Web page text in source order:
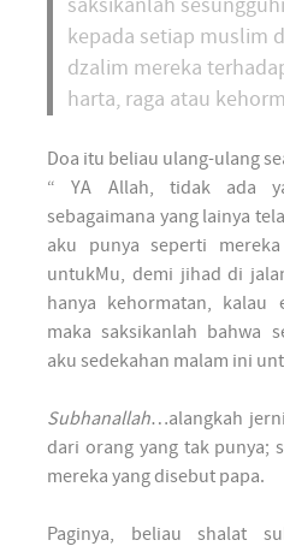
saksikanlah
kepada setiap muslim
dzalim mereka
harta, raga atau
Doa itu beliau ulang-ulang
“ YA Allah, tidak ada
sebagaimana yang lainya
aku punya seperti
untukMu, demi jihad di
hanya kehormatan, kalau
maka saksikanlah bahwa
aku sedekahan malam ini
Subhanallah…alangkah
dari orang yang tak punya;
mereka yang disebut papa.
Paginya, beliau shalat